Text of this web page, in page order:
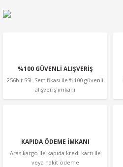
%100 GÜVENLİ ALIŞVERİŞ
256bit SSL Sertifikası ile %100 güvenli
alışveriş imkanı
KAPIDA ÖDEME İMKANI
Aras kargo ile kapıda kredi kartı ile
veya nakit ödeme